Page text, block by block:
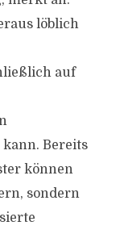
löblich
auf
Bereits
können
sondern